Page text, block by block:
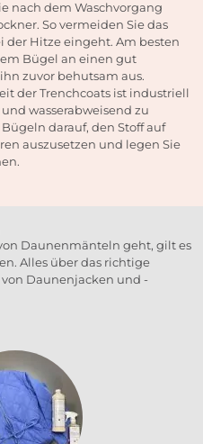
nach dem Waschvorgang
So vermeiden Sie das
der Hitze eingeht. Am besten
Bügel an einen gut
zuvor behutsam aus.
der Trenchcoats ist industriell
wasserabweisend zu
darauf, den Stoff auf
auszusetzen und legen Sie
Daunenmänteln geht, gilt es
Alles über das richtige
Daunenjacken und -